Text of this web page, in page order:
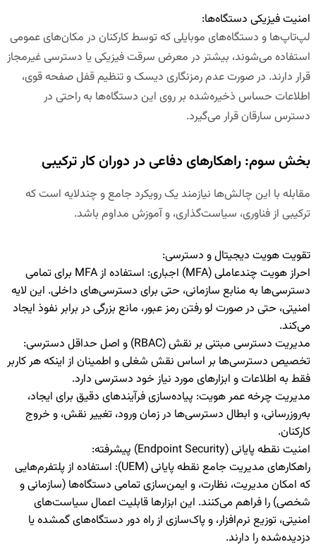
امنیت فیزیکی دستگاه‌ها:
لپ‌تاپ‌ها و دستگاه‌های موبایلی که توسط کارکنان در مکان‌های عمومی
استفاده می‌شوند، بیشتر در معرض سرقت فیزیکی یا دسترسی غیرمجاز
قرار دارند. در صورت عدم رمزنگاری دیسک و تنظیم قفل صفحه قوی،
اطلاعات حساس ذخیره‌شده بر روی این دستگاه‌ها به راحتی در
دسترس سارقان قرار می‌گیرد.
بخش سوم: راهکارهای دفاعی در دوران کار ترکیبی
مقابله با این چالش‌ها نیازمند یک رویکرد جامع و چندلایه است که
ترکیبی از فناوری، سیاست‌گذاری، و آموزش مداوم باشد.
تقویت هویت دیجیتال و دسترسی:
احراز هویت چندعاملی (MFA) اجباری:
استفاده از MFA برای تمامی
دسترسی‌ها به منابع سازمانی، حتی برای دسترسی‌های داخلی. این لایه
امنیتی، حتی در صورت لو رفتن رمز عبور، مانع بزرگی در برابر نفوذ ایجاد
می‌کند.
مدیریت دسترسی مبتنی بر نقش (RBAC) و اصل حداقل دسترسی:
تخصیص دسترسی‌ها بر اساس نقش شغلی و اطمینان از اینکه هر کاربر
فقط به اطلاعات و ابزارهای مورد نیاز خود دسترسی دارد.
مدیریت چرخه عمر هویت: پیاده‌سازی فرآیندهای دقیق برای ایجاد،
به‌روزرسانی، و ابطال دسترسی‌ها در زمان ورود، تغییر نقش، و خروج
کارکنان.
امنیت نقطه پایانی (Endpoint Security) پیشرفته:
راهکارهای مدیریت جامع نقطه پایانی (UEM
): استفاده از پلتفرم‌هایی
که امکان مدیریت، نظارت، و ایمن‌سازی تمامی دستگاه‌ها (سازمانی و
شخصی) را فراهم می‌کنند. این ابزارها قابلیت اعمال سیاست‌های
امنیتی، توزیع نرم‌افزار، و پاک‌سازی از راه دور دستگاه‌های گمشده یا
دزدیده‌شده را دارند.